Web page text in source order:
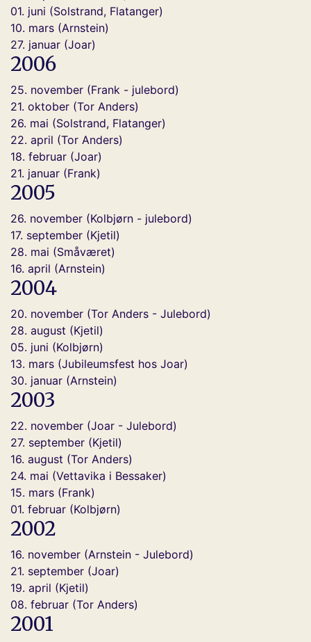
01. juni (Solstrand, Flatanger)
10. mars (Arnstein)
27. januar (Joar)
2006
25. november (Frank - julebord)
21. oktober (Tor Anders)
26. mai (Solstrand, Flatanger)
22. april (Tor Anders)
18. februar (Joar)
21. januar (Frank)
2005
26. november (Kolbjørn - julebord)
17. september (Kjetil)
28. mai (Småværet)
16. april (Arnstein)
2004
20. november (Tor Anders - Julebord)
28. august (Kjetil)
05. juni (Kolbjørn)
13. mars (Jubileumsfest hos Joar)
30. januar (Arnstein)
2003
22. november (Joar - Julebord)
27. september (Kjetil)
16. august (Tor Anders)
24. mai (Vettavika i Bessaker)
15. mars (Frank)
01. februar (Kolbjørn)
2002
16. november (Arnstein - Julebord)
21. september (Joar)
19. april (Kjetil)
08. februar (Tor Anders)
2001